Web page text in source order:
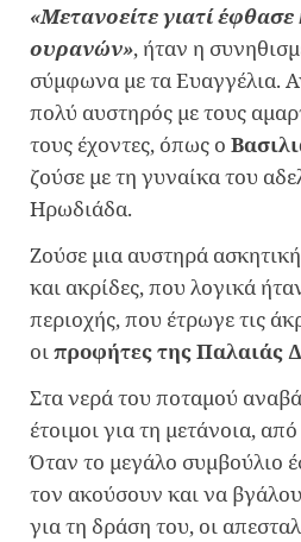
«Μετανοείτε γιατί
ουρανών», ήταν η
σύμφωνα με τα Ευαγγέλια.
πολύ αυστηρός με τους
τους έχοντες, όπως ο
ζούσε με τη γυναίκα του
Ηρωδιάδα.
Ζούσε μια αυστηρά
και ακρίδες, που λογικά
περιοχής, που έτρωγε τις
οιπροφήτες της Παλαιάς
Στα νερά του ποταμού
έτοιμοι για τη μετάνοια,
Όταν το μεγάλο συμβούλιο
τον ακούσουν και να
για τη δράση του, οι